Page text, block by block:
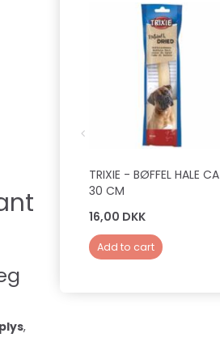
,
TRIXIE - BØFFEL HALE CA
30 CM
16,00 DKK
Add to cart